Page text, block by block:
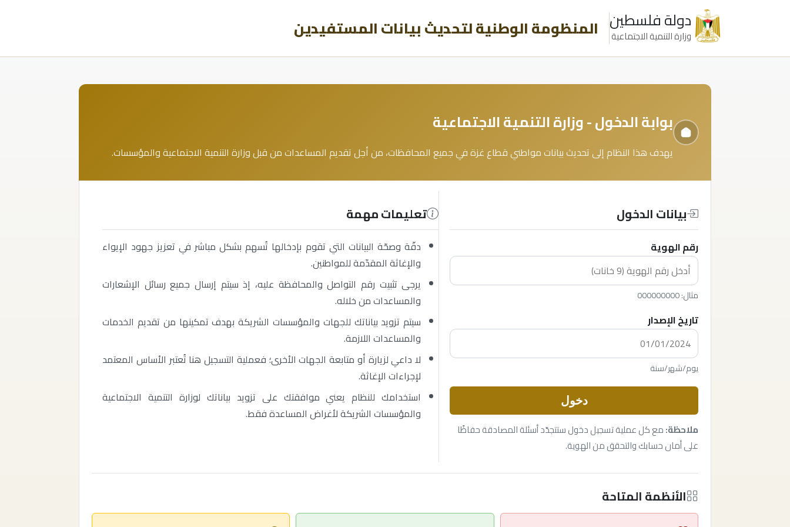
دولة فلسطين
وزارة التنمية الاجتماعية المنظومة الوطنية لتحديث بيانات المستفيدين
بوابة الدخول - وزارة التنمية الاجتماعية
يهدف هذا النظام إلى تحديث بيانات مواطني قطاع غزة في جميع المحافظات، من أجل تقديم المساعدات من قبل وزارة التنمية الاجتماعية والمؤسسات.
بيانات الدخول
رقم الهوية
مثال: 000000000
تاريخ الإصدار
يوم/شهر/سنة
دخول
ملاحظة:مع كل عملية تسجيل دخول ستتجدّد أسئلة المصادقة حفاظًا
على أمان حسابك والتحقق من الهوية.
تعليمات مهمة
دقّة وصحّة البيانات التي تقوم بإدخالها تُسهم بشكل مباشر في تعزيز جهود الإيواء
والإغاثة المقدّمة للمواطنين.
يرجى تثبيت رقم التواصل والمحافظة عليه، إذ سيتم إرسال جميع رسائل الإشعارات
والمساعدات من خلاله.
سيتم تزويد بياناتك للجهات والمؤسسات الشريكة بهدف تمكينها من تقديم الخدمات
والمساعدات اللازمة.
لا داعي لزيارة أو متابعة الجهات الأخرى؛ فعملية التسجيل هنا تُعتبر الأساس المعتمد
لإجراءات الإغاثة.
استخدامك للنظام يعني موافقتك على تزويد بياناتك لوزارة التنمية الاجتماعية
والمؤسسات الشريكة لأغراض المساعدة فقط.
الأنظمة المتاحة